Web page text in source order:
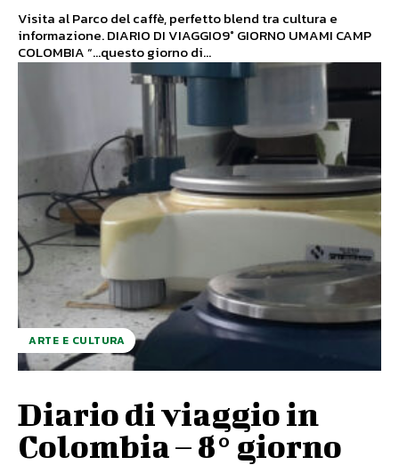
Visita al Parco del caffè, perfetto blend tra cultura e
informazione. DIARIO DI VIAGGIO9° GIORNO UMAMI CAMP
COLOMBIA “…questo giorno di...
ARTE E CULTURA
Diario di viaggio in
Colombia – 8° giorno